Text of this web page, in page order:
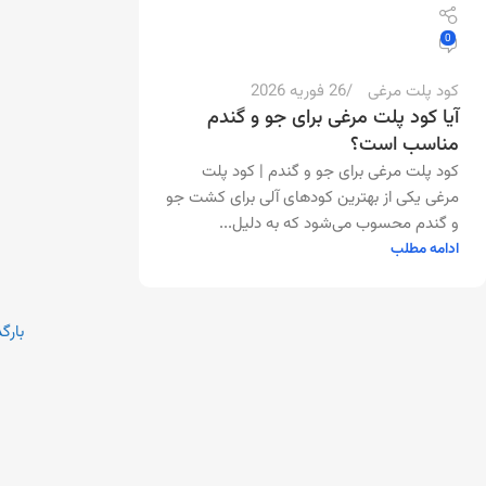
0
کود پلت مرغی 26 فوریه 2026
آیا کود پلت مرغی برای جو و گندم
مناسب است؟
کود پلت مرغی برای جو و گندم | کود پلت
مرغی یکی از بهترین کودهای آلی برای کشت جو
و گندم محسوب می‌شود که به دلیل...
ادامه مطلب